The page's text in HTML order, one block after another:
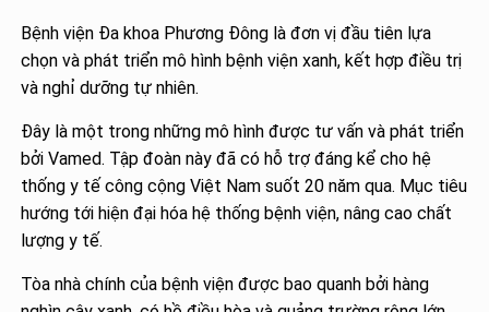
Bệnh viện Đa khoa Phương Đông là đơn vị đầu tiên lựa
chọn và phát triển mô hình bệnh viện xanh, kết hợp điều trị
và nghỉ dưỡng tự nhiên.
Đây là một trong những mô hình được tư vấn và phát triển
bởi Vamed. Tập đoàn này đã có hỗ trợ đáng kể cho hệ
thống y tế công cộng Việt Nam suốt 20 năm qua. Mục tiêu
hướng tới hiện đại hóa hệ thống bệnh viện, nâng cao chất
lượng y tế.
Tòa nhà chính của bệnh viện được bao quanh bởi hàng